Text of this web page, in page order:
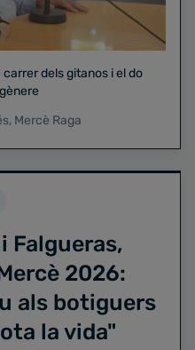
dels gitanos i el do
, Mercè Raga
Falgueras,
2026:
als botiguers
la vida"